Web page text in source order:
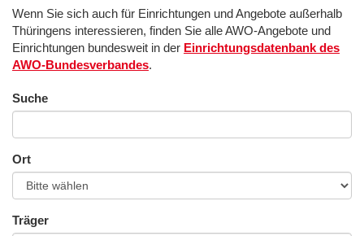
Wenn Sie sich auch für Einrichtungen und Angebote außerhalb
Thüringens interessieren, finden Sie alle AWO-Angebote und
Einrichtungen bundesweit in der Einrichtungsdatenbank des
AWO-Bundesverbandes.
Suche
Ort
Träger